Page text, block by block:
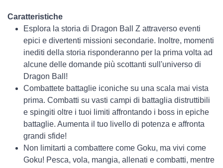
Caratteristiche
Esplora la storia di Dragon Ball Z attraverso eventi
epici e divertenti missioni secondarie. Inoltre, momenti
inediti della storia risponderanno per la prima volta ad
alcune delle domande più scottanti sull'universo di
Dragon Ball!
Combattete battaglie iconiche su una scala mai vista
prima. Combatti su vasti campi di battaglia distruttibili
e spingiti oltre i tuoi limiti affrontando i boss in epiche
battaglie. Aumenta il tuo livello di potenza e affronta
grandi sfide!
Non limitarti a combattere come Goku, ma vivi come
Goku! Pesca, vola, mangia, allenati e combatti, mentre